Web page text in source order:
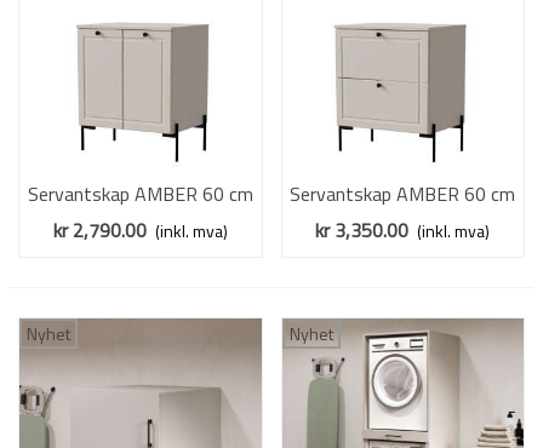
Servantskap AMBER 60 cm
- cashmere - 2 dører
kr 2,790.00 (inkl. mva)
Servantskap AMBER 60 cm
- cashmere - 2 skuffer
kr 3,350.00 (inkl. mva)
Nyhet Nyhet